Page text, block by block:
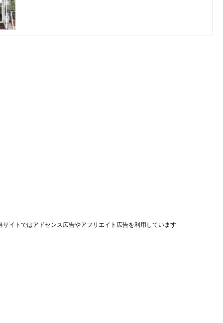
サイトではアドセンス広告やアフリエイト広告を利用しています